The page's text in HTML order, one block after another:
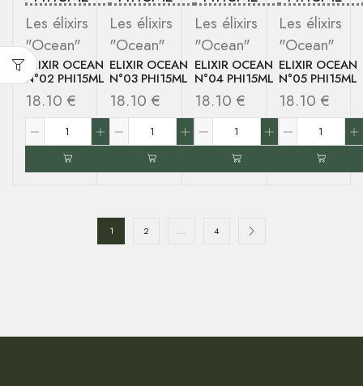
Les élixirs
"Ocean"
ELIXIR OCEAN
N°02 PHI15ML
18.10 €
Les élixirs
"Ocean"
ELIXIR OCEAN
N°03 PHI15ML
18.10€
Les élixirs
"Ocean"
ELIXIR OCEAN
N°04 PHI15ML
18.10 €
Les élixirs
"Ocean"
ELIXIR OCEAN
N°05 PHI15ML
18.10 €
1 2 … 4